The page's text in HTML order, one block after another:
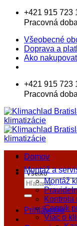
Skip
+421 915 723
Pracovná
Všeobecné
Doprava a
Ako
+421 915 723
Pracovná
Hľadať:
Prihlásenie
Domov
Montáž a
Montáž
Kontrola
Cenník
Viac o